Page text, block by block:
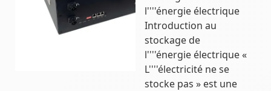
l''''énergie électrique
Introduction au
stockage de
l''''énergie électrique «
L''''électricité ne se
stocke pas » est une